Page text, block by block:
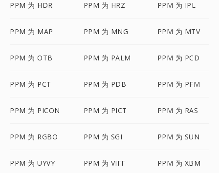
PPM 为 HDR PPM 为 HRZ PPM 为 IPL
PPM 为 MAP PPM 为 MNG PPM 为 MTV
PPM 为 OTB PPM 为 PALM PPM 为 PCD
PPM 为 PCT PPM 为 PDB PPM 为 PFM
PPM 为 PICON PPM 为 PICT PPM 为 RAS
PPM 为 RGBO PPM 为 SGI PPM 为 SUN
PPM 为 UYVY PPM 为 VIFF PPM 为 XBM